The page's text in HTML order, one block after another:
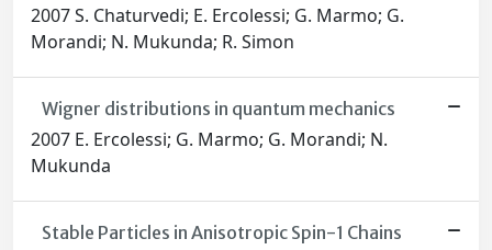
2007 S. Chaturvedi; E. Ercolessi; G. Marmo; G.
Morandi; N. Mukunda; R. Simon
Wigner distributions in quantum mechanics
2007 E. Ercolessi; G. Marmo; G. Morandi; N.
Mukunda
Stable Particles in Anisotropic Spin-1 Chains